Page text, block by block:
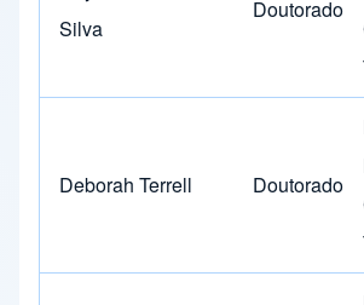
Silva
Doutorado
Deborah Terrell Doutorado